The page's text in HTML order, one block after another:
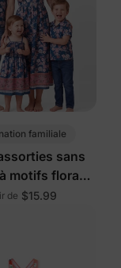
familiale
sans
motifs floraux
la famille
de $15.99